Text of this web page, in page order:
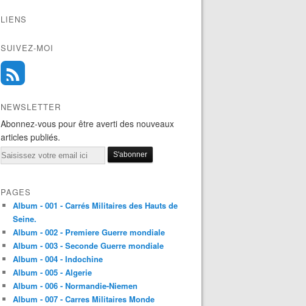
LIENS
SUIVEZ-MOI
NEWSLETTER
Abonnez-vous pour être averti des nouveaux
articles publiés.
Email
PAGES
Album - 001 - Carrés Militaires des Hauts de
Seine.
Album - 002 - Premiere Guerre mondiale
Album - 003 - Seconde Guerre mondiale
Album - 004 - Indochine
Album - 005 - Algerie
Album - 006 - Normandie-Niemen
Album - 007 - Carres Militaires Monde